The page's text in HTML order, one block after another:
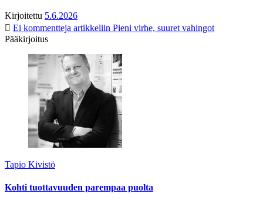
Kirjoitettu 5.6.2026
Ei kommentteja artikkeliin Pieni virhe, suuret vahingot
Pääkirjoitus
Tapio Kivistö
Kohti tuottavuuden parempaa puolta